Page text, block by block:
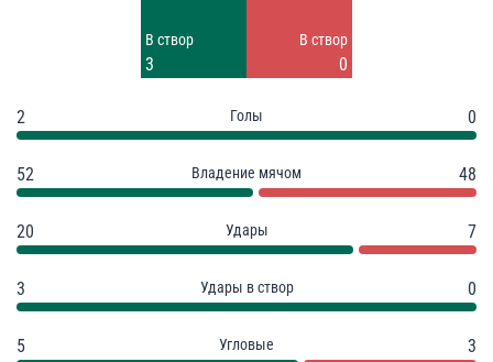
В створ
3
В створ
0
2 Голы 0
52 Владение мячом 48
20 Удары 7
3 Удары в створ 0
5 Угловые 3